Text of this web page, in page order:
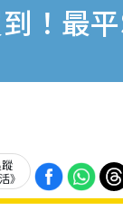
！最
》